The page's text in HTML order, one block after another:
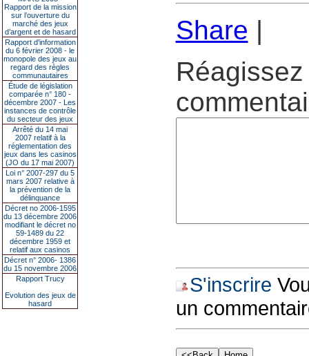
Rapport de la mission
sur l’ouverture du
marché des jeux
d’argent et de hasard
Rapport d'information
du 6 février 2008 - le
monopole des jeux au
regard des règles
communautaires
Étude de législation
comparée n° 180 -
décembre 2007 - Les
instances de contrôle
du secteur des jeux
Arrêté du 14 mai
2007 relatif à la
réglementation des
jeux dans les casinos
(JO du 17 mai 2007)
Loi n° 2007-297 du 5
mars 2007 relative à
la prévention de la
délinquance
Décret no 2006-1595
du 13 décembre 2006
modifiant le décret no
59-1489 du 22
décembre 1959 et
relatif aux casinos
Décret n° 2006- 1386
du 15 novembre 2006
Rapport Trucy
Evolution des jeux de
hasard
Share |
S'inscrire
un